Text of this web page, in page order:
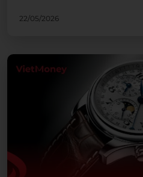
22/05/2026